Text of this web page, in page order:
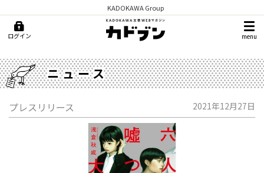
KADOKAWA Group
ログイン menu
ニュース
プレスリリース 2021年12月27日